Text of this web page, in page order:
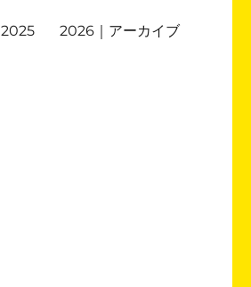
2025 2026｜アーカイブ